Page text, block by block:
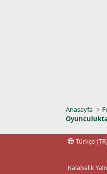
Anasayfa
Türkçe
Kalabalık